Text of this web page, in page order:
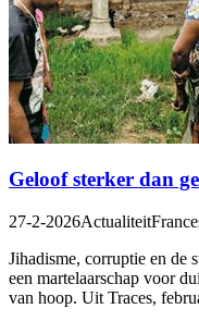
Geloof sterker dan
27-2-2026Actualiteit
Jihadisme, corruptie en de
een martelaarschap voor
van hoop. Uit Traces,